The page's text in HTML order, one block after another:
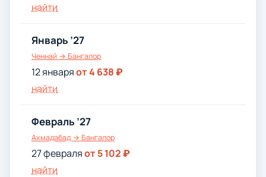
найти
Январь ’27
Ченнай → Бангалор
12 январяот 4 638 ₽
найти
Февраль ’27
Ахмадабад → Бангалор
27 февраляот 5 102 ₽
найти